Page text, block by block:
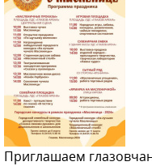
Приглашаем